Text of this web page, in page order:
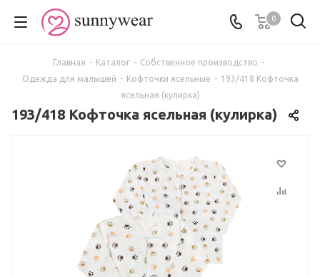
0
Главная - Каталог - Собственное производство -
Одежда для малышей - Кофточки ясельные - 193/418 Кофточка
ясельная (кулирка)
193/418 Кофточка ясельная (кулирка)